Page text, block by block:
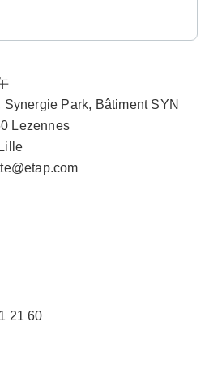
Synergie Park, Bâtiment SYN
Lezennes
21 60